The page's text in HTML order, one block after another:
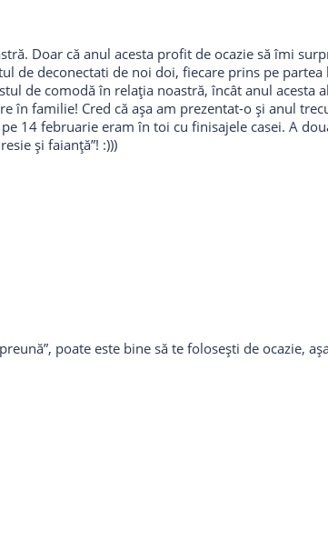
Doar că anul acesta profit de ocazie să îmi
de deconectati de noi doi, fiecare prins pe
de comodă în relația noastră, încât anul acesta
în familie! Cred că așa am prezentat-o și anul
14 februarie eram în toi cu finisajele casei. A
și faianță”! :)))
poate este bine să te folosești de ocazie,